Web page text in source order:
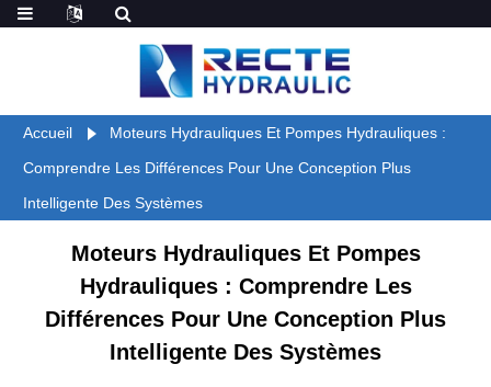
Accueil
Moteurs Hydrauliques Et Pompes Hydrauliques :
Comprendre Les Différences Pour Une Conception Plus
Intelligente Des Systèmes
Moteurs Hydrauliques Et Pompes
Hydrauliques : Comprendre Les
Différences Pour Une Conception Plus
Intelligente Des Systèmes